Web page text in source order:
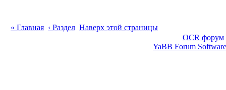
« Главная ‹ Раздел Наверх этой страницы
OCR форум
YaBB Forum Software